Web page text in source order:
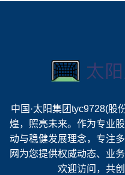
中国·太阳集团tyc9728(
煌，照亮未来。作为专业
动与稳健发展理念，专注
网为您提供权威动态、业
欢迎访问，共